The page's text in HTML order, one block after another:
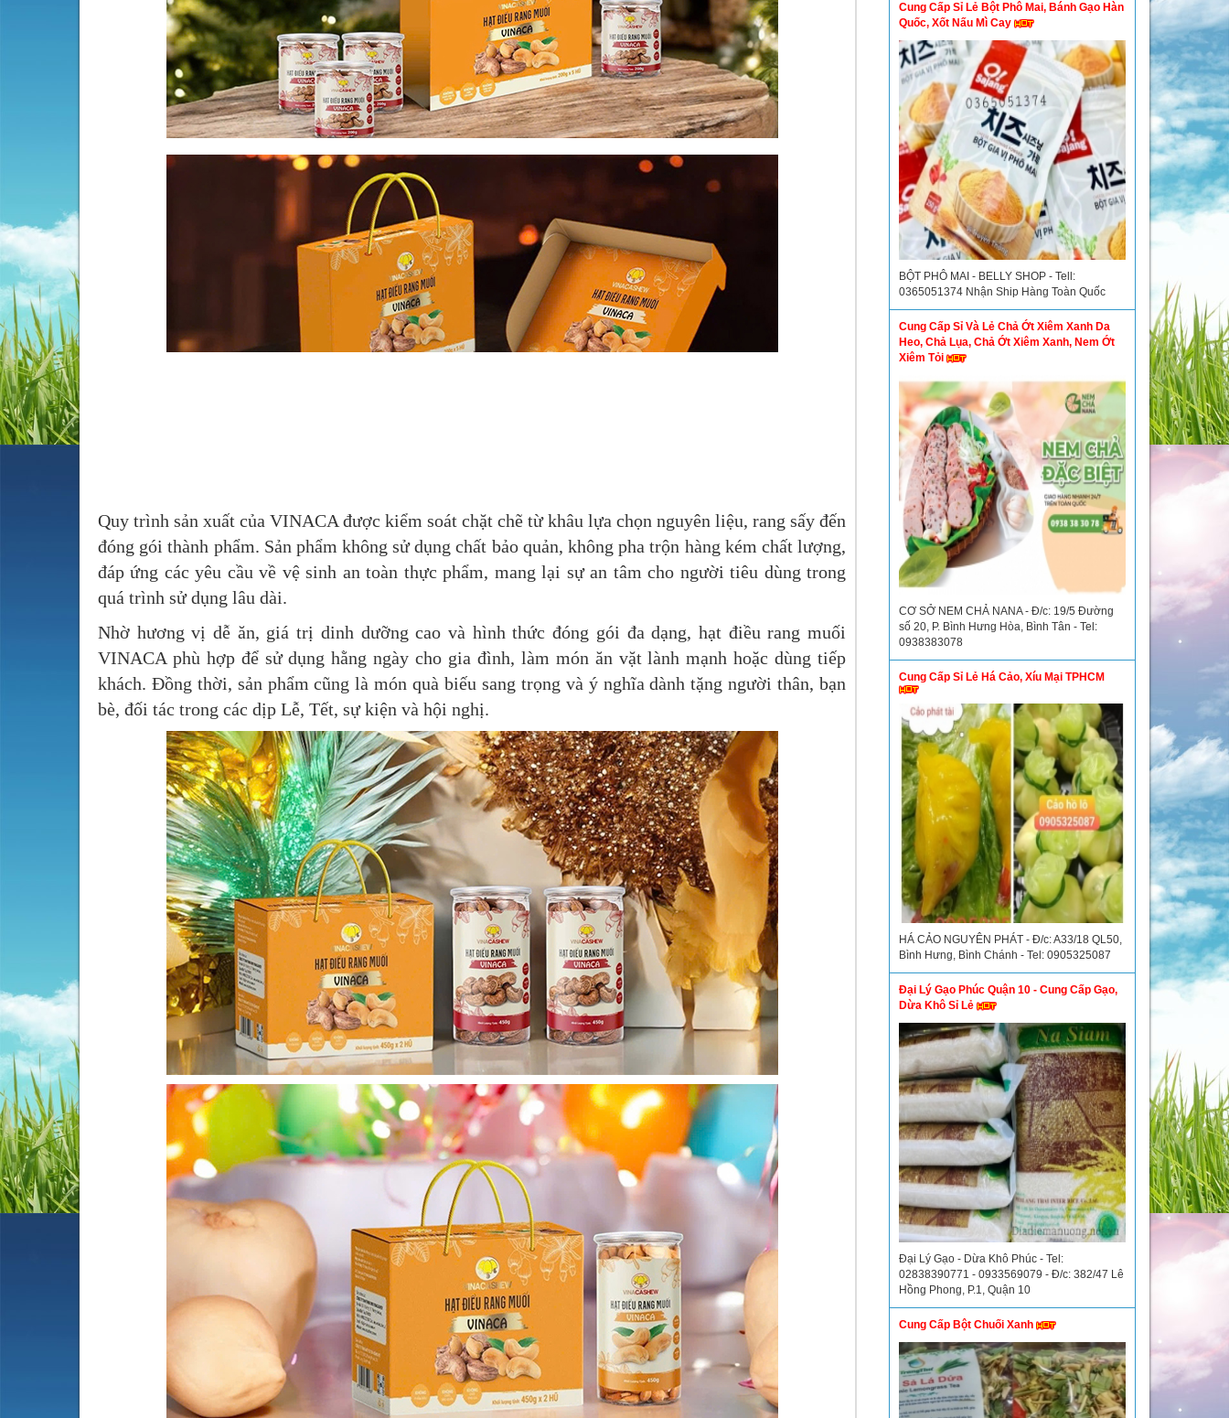
Quy trình sản xuất của VINACA được kiểm soát chặt chẽ từ khâu lựa chọn nguyên liệu, rang sấy đến
đóng gói thành phẩm. Sản phẩm không sử dụng chất bảo quản, không pha trộn hàng kém chất lượng,
đáp ứng các yêu cầu về vệ sinh an toàn thực phẩm, mang lại sự an tâm cho người tiêu dùng trong
quá trình sử dụng lâu dài.
Nhờ hương vị dễ ăn, giá trị dinh dưỡng cao và hình thức đóng gói đa dạng, hạt điều rang muối
VINACA phù hợp để sử dụng hằng ngày cho gia đình, làm món ăn vặt lành mạnh hoặc dùng tiếp
khách. Đồng thời, sản phẩm cũng là món quà biếu sang trọng và ý nghĩa dành tặng người thân, bạn
bè, đối tác trong các dịp Lễ, Tết, sự kiện và hội nghị.
Cung Cấp Sỉ Lẻ Bột Phô Mai, Bánh Gạo Hàn
Quốc, Xốt Nấu Mì Cay
BỘT PHÔ MAI - BELLY SHOP - Tell:
0365051374 Nhận Ship Hàng Toàn Quốc
Cung Cấp Sỉ Và Lẻ Chả Ớt Xiêm Xanh Da
Heo, Chả Lụa, Chả Ớt Xiêm Xanh, Nem Ớt
Xiêm Tỏi
CƠ SỞ NEM CHẢ NANA - Đ/c: 19/5 Đường
số 20, P. Bình Hưng Hòa, Bình Tân - Tel:
0938383078
Cung Cấp Sỉ Lẻ Há Cảo, Xíu Mại TPHCM
HÁ CẢO NGUYÊN PHÁT - Đ/c: A33/18 QL50,
Bình Hưng, Bình Chánh - Tel: 0905325087
Đại Lý Gạo Phúc Quận 10 - Cung Cấp Gạo,
Dừa Khô Sỉ Lẻ
Đại Lý Gạo - Dừa Khô Phúc - Tel:
02838390771 - 0933569079 - Đ/c: 382/47 Lê
Hồng Phong, P.1, Quận 10
Cung Cấp Bột Chuối Xanh